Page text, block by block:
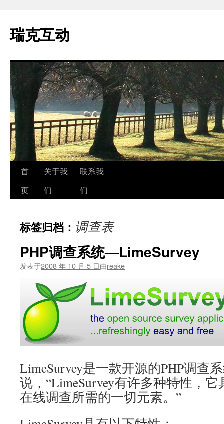
瑞克互动
跳
至
文
首
页
关于我
们
联系我
们
标签归档： 调查表
PHP调查系统—LimeSurvey
发表于2008 年 10 月 5 日由reake
LimeSurvey是一款开源的PHP调查
说，“LimeSurvey有许多种特性，
在线调查所需的一切元素。”